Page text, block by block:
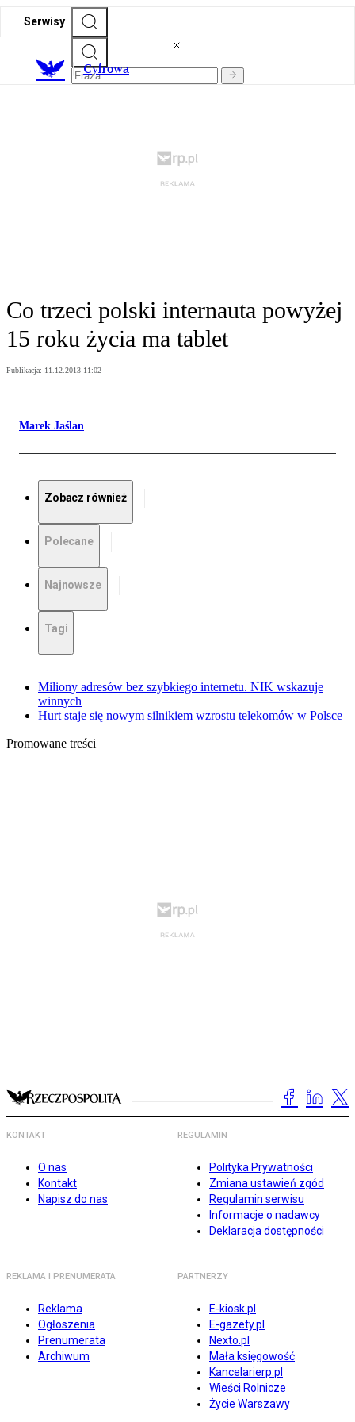
Serwisy
Cyfrowa
Co trzeci polski internauta powyżej
15 roku życia ma tablet
Publikacja: 11.12.2013 11:02
Marek Jaślan
Zobacz również
Polecane
Najnowsze
Tagi
Miliony adresów bez szybkiego internetu. NIK wskazuje
winnych
Hurt staje się nowym silnikiem wzrostu telekomów w Polsce
Promowane treści
KONTAKT
O nas
Kontakt
Napisz do nas
REGULAMIN
Polityka Prywatności
Zmiana ustawień zgód
Regulamin serwisu
Informacje o nadawcy
Deklaracja dostępności
REKLAMA I PRENUMERATA
Reklama
Ogłoszenia
Prenumerata
Archiwum
PARTNERZY
E-kiosk.pl
E-gazety.pl
Nexto.pl
Mała księgowość
Kancelarierp.pl
Wieści Rolnicze
Życie Warszawy